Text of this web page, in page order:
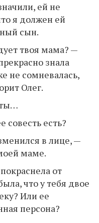
ей не
я должен ей
сын.
твоя мама? —
знала
не сомневалась,
Олег.
совесть есть?
в лице, —
маме.
от
что у тебя двое
Или ее
персона?